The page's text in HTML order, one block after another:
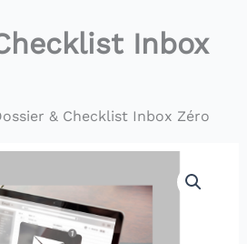
Inbox
& Checklist Inbox Zéro